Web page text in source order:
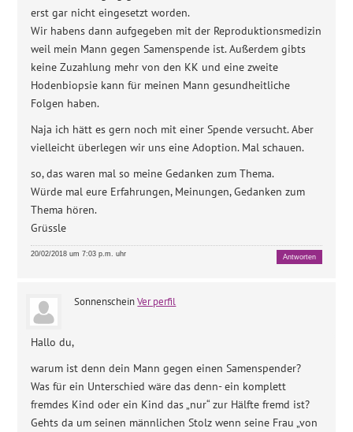
erst gar nicht eingesetzt worden.
Wir habens dann aufgegeben mit der Reproduktionsmedizin
weil mein Mann gegen Samenspende ist. Außerdem gibts
keine Zuzahlung mehr von den KK und eine zweite
Hodenbiopsie kann für meinen Mann gesundheitliche
Folgen haben.
Naja ich hätt es gern noch mit einer Spende versucht. Aber
vielleicht überlegen wir uns eine Adoption. Mal schauen.
so, das waren mal so meine Gedanken zum Thema.
Würde mal eure Erfahrungen, Meinungen, Gedanken zum
Thema hören.
Grüssle
20/02/2018 um 7:03 p.m. uhr Antworten
Sonnenschein Ver perfil
Hallo du,
warum ist denn dein Mann gegen einen Samenspender?
Was für ein Unterschied wäre das denn- ein komplett
fremdes Kind oder ein Kind das „nur“ zur Hälfte fremd ist?
Gehts da um seinen männlichen Stolz wenn seine Frau „von